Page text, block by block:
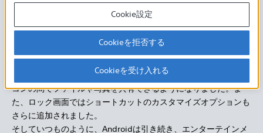
ちに待ったAndroid 14は、さまざまなアップデートとともに、魅
力的な新機能と楽しさをお届けします。あなたもきっと気に入る
に違いありません。
Android 14では、イヤホンのようなデバイスを失くしたときに、
「デバイスを探す」アプリで見つけることができたり、改善され
た「ニアバイシェア」の新機能により、XperiaとWindowsパソ
コンの間でファイルや写真を共有できるようになりました。ま
た、ロック画面ではショートカットのカスタマイズオプションも
さらに追加されました。
そしていつものように、Androidは引き続き、エンターテインメ
Cookie設定
Cookieを拒否する
Cookieを受け入れる